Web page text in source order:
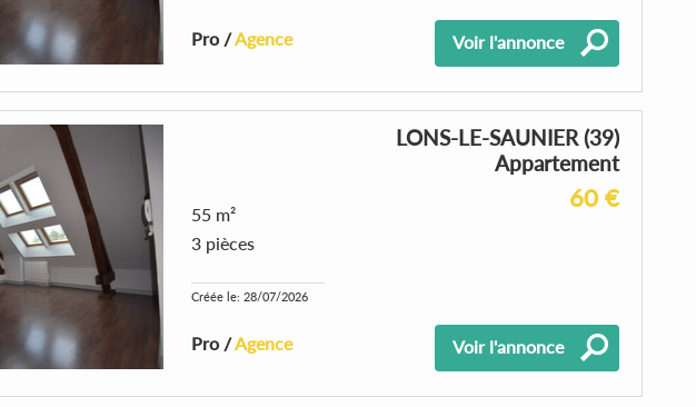
Pro /Agence Voir l'annonce
LONS-LE-SAUNIER (39)
Appartement
60 €
55 m²
3 pièces
Créée le: 28/07/2026
Pro /Agence Voir l'annonce